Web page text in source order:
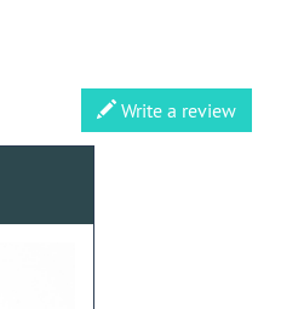
Write a review